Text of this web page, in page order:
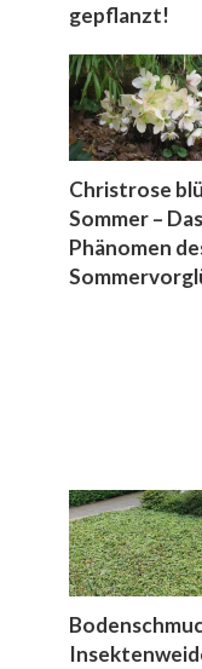
gepflanzt!
Christrose
Sommer – Das
Phänomen